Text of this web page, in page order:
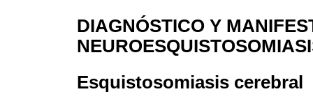
DIAGNÓSTICO Y
Esquistosomiasis cerebral